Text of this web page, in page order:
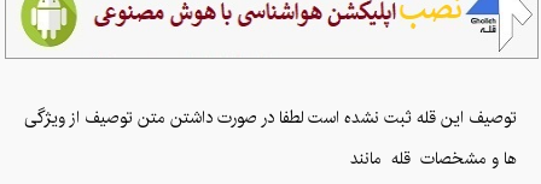
توصیف این قله ثبت نشده است لطفا در صورت داشتن متن توصیف از ویژگی
ها و مشخصات قله مانند